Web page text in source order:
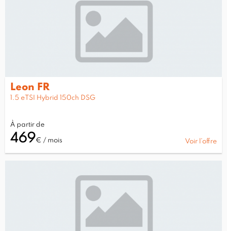
Leon FR
1.5 eTSI Hybrid 150ch DSG
À partir de
469€ / mois Voir l’offre